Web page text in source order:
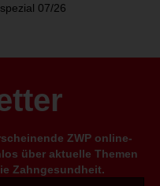
07/26
ZWP online-
über aktuelle Themen
Zahngesundheit.